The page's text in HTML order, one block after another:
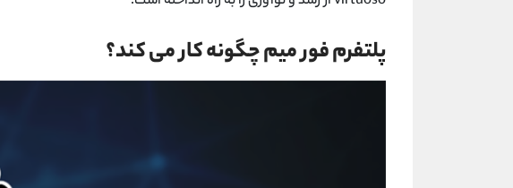
پلتفرم فور میم چگونه کار می کند؟